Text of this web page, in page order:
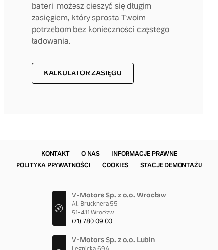
baterii możesz cieszyć się długim
zasięgiem, który sprosta Twoim
potrzebom bez konieczności częstego
ładowania.
KALKULATOR ZASIĘGU
KONTAKT O NAS
INFORMACJE PRAWNE
POLITYKA PRYWATNOŚCI
COOKIES STACJE DEMONTAŻU
V-Motors Sp. z o.o. Wrocław
Al. Brucknera 55
51-411 Wrocław
(71) 780 09 00
V-Motors Sp. z o.o. Lubin